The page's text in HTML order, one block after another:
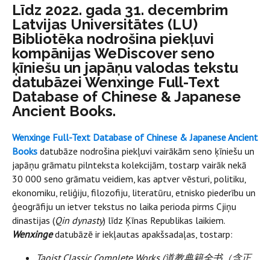
Līdz 2022. gada 31. decembrim
Latvijas Universitātes (LU)
Bibliotēka nodrošina piekļuvi
kompānijas WeDiscover seno
ķīniešu un japāņu valodas tekstu
datubāzei Wenxinge Full-Text
Database of Chinese & Japanese
Ancient Books.
Wenxinge Full-Text Database of Chinese & Japanese Ancient
Books datubāze nodrošina piekļuvi vairākām seno ķīniešu un
japāņu grāmatu pilnteksta kolekcijām, tostarp vairāk nekā
30 000 seno grāmatu veidiem, kas aptver vēsturi, politiku,
ekonomiku, reliģiju, filozofiju, literatūru, etnisko piederību un
ģeogrāfiju un ietver tekstus no laika perioda pirms Cjiņu
dinastijas (Qin dynasty) līdz Ķīnas Republikas laikiem.
Wenxingedatubāzē ir iekļautas apakšsadaļas, tostarp:
Taoist Classic Complete Works (道教典籍全书（含正